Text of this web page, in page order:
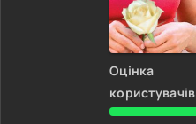
Оцінка
користувачів